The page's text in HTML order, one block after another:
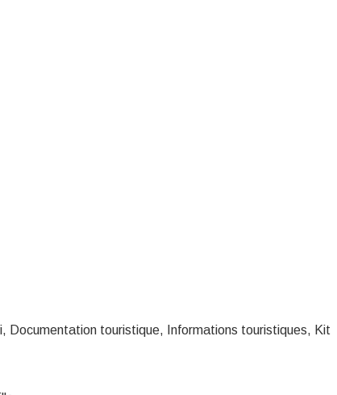
Documentation touristique, Informations touristiques, Kit